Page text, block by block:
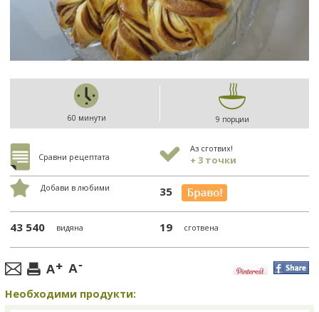
60 минути 9 порции
Сравни рецептата
Аз сготвих!
+ 3 точки
Добави в любими 35
43 540 видяна 19 сготвена
Необходими продукти: